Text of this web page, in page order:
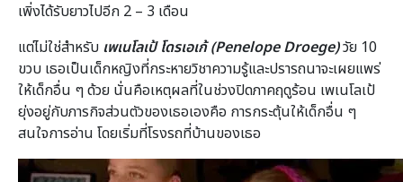
เพิ่งได้รับยาวไปอีก 2 – 3 เดือน
แต่ไม่ใช่สำหรับ เพเนโลเป้ โดรเอเก้ (Penelope Droege)วัย 10
ขวบ เธอเป็นเด็กหญิงที่กระหายวิชาความรู้และปรารถนาจะเผยแพร่
ให้เด็กอื่น ๆ ด้วย นั่นคือเหตุผลที่ในช่วงปิดภาคฤดูร้อน เพเนโลเป้
ยุ่งอยู่กับภารกิจส่วนตัวของเธอเองคือ การกระตุ้นให้เด็กอื่น ๆ
สนใจการอ่าน โดยเริ่มที่โรงรถที่บ้านของเธอ